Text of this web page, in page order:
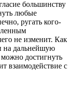
большинству
любые
ругать кого-
не изменит. Как
на дальнейшую
достигнуть
взаимодействие с